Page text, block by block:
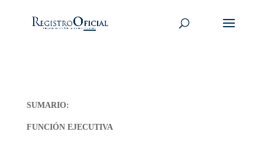
SUMARIO:
FUNCIÓN EJECUTIVA